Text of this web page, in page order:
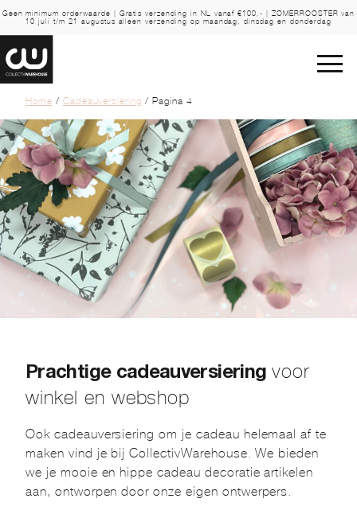
Geen minimum orderwaarde | Gratis verzending in NL vanaf €100,- | ZOMERROOSTER van
10 juli t/m 21 augustus alleen verzending op maandag, dinsdag en donderdag
Home / Cadeauversiering / Pagina 4
Prachtige cadeauversiering voor
winkel en webshop
Ook cadeauversiering om je cadeau helemaal af te
maken vind je bij CollectivWarehouse. We bieden
we je mooie en hippe cadeau decoratie artikelen
aan, ontworpen door onze eigen ontwerpers.